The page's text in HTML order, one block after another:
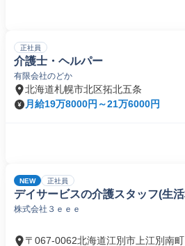
正社員
介護士・ヘルパー
有限会社のどか
北海道札幌市北区拓北五条
月給19万8000円～21万6000円
NEW 正社員
デイサービスの介護スタッフ(生
株式会社３ｅｅｅ
〒067-0062北海道江別市上江別南町